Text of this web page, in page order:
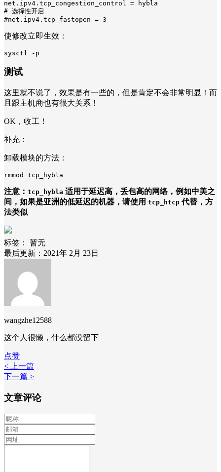
# 选择性开启
#net.ipv4.tcp_fastopen = 3
使修改立即生效：
sysctl -p
测试
这里就不说了，效果是有一些的，但是肯定不会非常明显！而
且跟主机商也有很大关系！
OK，收工！
补充：
卸载模块的方法：
rmmod tcp_hybla
注意： tcp_hybla 适用于延迟高，丢包高的网络，例如中美之
间，如果是亚洲的低延迟的机器，请使用 tcp_htcp 代替，方
法类似
标签：
暂无
最后更新：2021年 2月 23日
wangzhe12588
这个人很懒，什么都没留下
点赞
< 上一篇
下一篇 >
文章评论